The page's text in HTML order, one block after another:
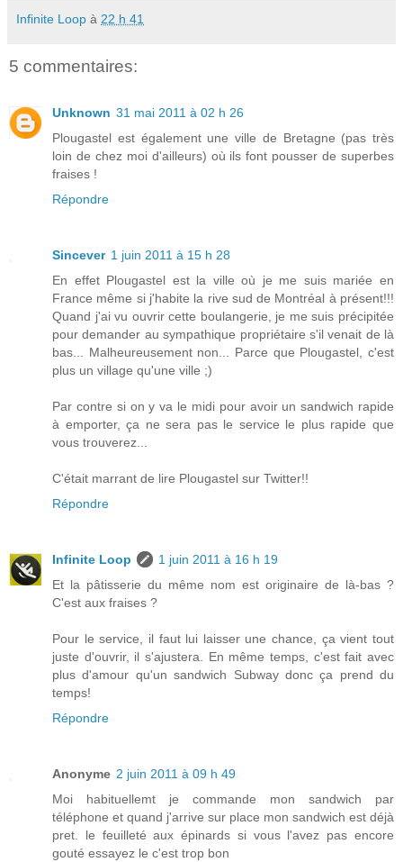
Infinite Loop à 22 h 41
5 commentaires:
Unknown 31 mai 2011 à 02 h 26
Plougastel est également une ville de Bretagne (pas très
loin de chez moi d'ailleurs) où ils font pousser de superbes
fraises !
Répondre
Sincever 1 juin 2011 à 15 h 28
En effet Plougastel est la ville où je me suis mariée en
France même si j'habite la rive sud de Montréal à présent!!!
Quand j'ai vu ouvrir cette boulangerie, je me suis précipitée
pour demander au sympathique propriétaire s'il venait de là
bas... Malheureusement non... Parce que Plougastel, c'est
plus un village qu'une ville ;)
Par contre si on y va le midi pour avoir un sandwich rapide
à emporter, ça ne sera pas le service le plus rapide que
vous trouverez...
C'était marrant de lire Plougastel sur Twitter!!
Répondre
Infinite Loop
1 juin 2011 à 16 h 19
Et la pâtisserie du même nom est originaire de là-bas ?
C'est aux fraises ?
Pour le service, il faut lui laisser une chance, ça vient tout
juste d'ouvrir, il s'ajustera. En même temps, c'est fait avec
plus d'amour qu'un sandwich Subway donc ça prend du
temps!
Répondre
Anonyme 2 juin 2011 à 09 h 49
Moi habituellemt je commande mon sandwich par
téléphone et quand j'arrive sur place mon sandwich est déjà
pret. le feuilleté aux épinards si vous l'avez pas encore
gouté essayez le c'est trop bon